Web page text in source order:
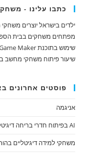
כתבו עלינו -
ילדים בישראל יוצרים
מפתחים משחקים בבית
שימוש בתוכנת Game Maker ליצירת משחק לימודי רציני
שיעור פיתוח משחקי מחשב
פוסטים אחרונים
אניגמה
AI בפיתוח חדרי בריחה דיגיטליים
משחקי למידה דיגיטליים